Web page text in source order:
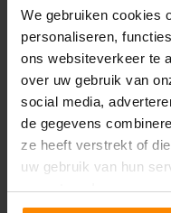
We gebruiken cookies
personaliseren,
ons websiteverkeer te
over uw gebruik van
social media,
de gegevens
ze heeft verstrekt of
uw gebruik van hun
accepteren!